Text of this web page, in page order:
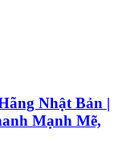
Nhật Bản |
Mạnh Mẽ,